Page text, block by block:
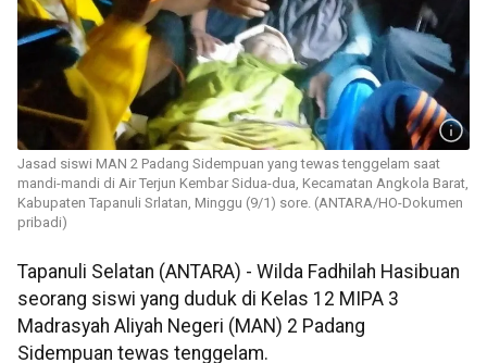
Jasad siswi MAN 2 Padang Sidempuan yang tewas tenggelam saat
mandi-mandi di Air Terjun Kembar Sidua-dua, Kecamatan Angkola Barat,
Kabupaten Tapanuli Srlatan, Minggu (9/1) sore. (ANTARA/HO-Dokumen
pribadi)
Tapanuli Selatan (ANTARA) - Wilda Fadhilah Hasibuan
seorang siswi yang duduk di Kelas 12 MIPA 3
Madrasyah Aliyah Negeri (MAN) 2 Padang
Sidempuan tewas tenggelam.